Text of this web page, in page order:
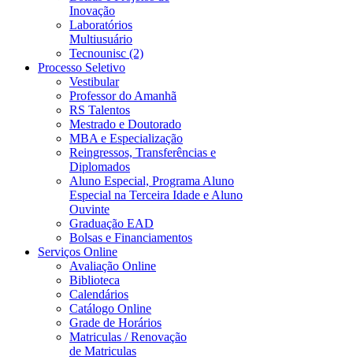
Inovação
Laboratórios
Multiusuário
Tecnounisc (2)
Processo Seletivo
Vestibular
Professor do Amanhã
RS Talentos
Mestrado e Doutorado
MBA e Especialização
Reingressos, Transferências e
Diplomados
Aluno Especial, Programa Aluno
Especial na Terceira Idade e Aluno
Ouvinte
Graduação EAD
Bolsas e Financiamentos
Serviços Online
Avaliação Online
Biblioteca
Calendários
Catálogo Online
Grade de Horários
Matriculas / Renovação
de Matriculas